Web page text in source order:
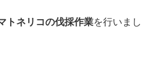
トネリコの伐採作業を行いまし